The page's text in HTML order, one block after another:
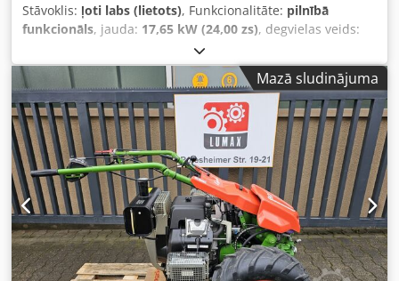
Stāvoklis: ļoti labs (lietots), Funkcionalitāte: pilnībā
funkcionāls, jauda: 17,65 kW (24,00 zs), degvielas veids:
, pārnesuma veids:
Ražošanas gads:2023, AGRIA 9600 - 112 !!! 2. paaudzes
jaunais modelis !!! Tālvadības pļaujmašīna ar 112 cm ciršu
mulčētāju Šī AGRIA 9600-112 pļaujmašīna ir ražota 2023.
gadā, uzskaites rādītājs norāda tikai 304 darba stundas, un
tā ir ļoti labā vispārējā stāvoklī ar normālām lietojuma un
nodiluma pazīmēm. Klientu apkalpošanas serviss tikko
veikts. Pašreizējā ieteicamā mazumtirdzniecības cena ir
44.900 €. Neto cena: 26.806 € // Bruto cena: 31.900 €
Dedpsxa Ar Tefx Af Reck - Apskate / izmēģinājuma
brauciens iespējami! - Piegāde visā valstī ar ekspeditoru –
400 €! - Finansējums / līzings iespējams individuāli pēc
pieprasījuma.
Mazā sludinājuma